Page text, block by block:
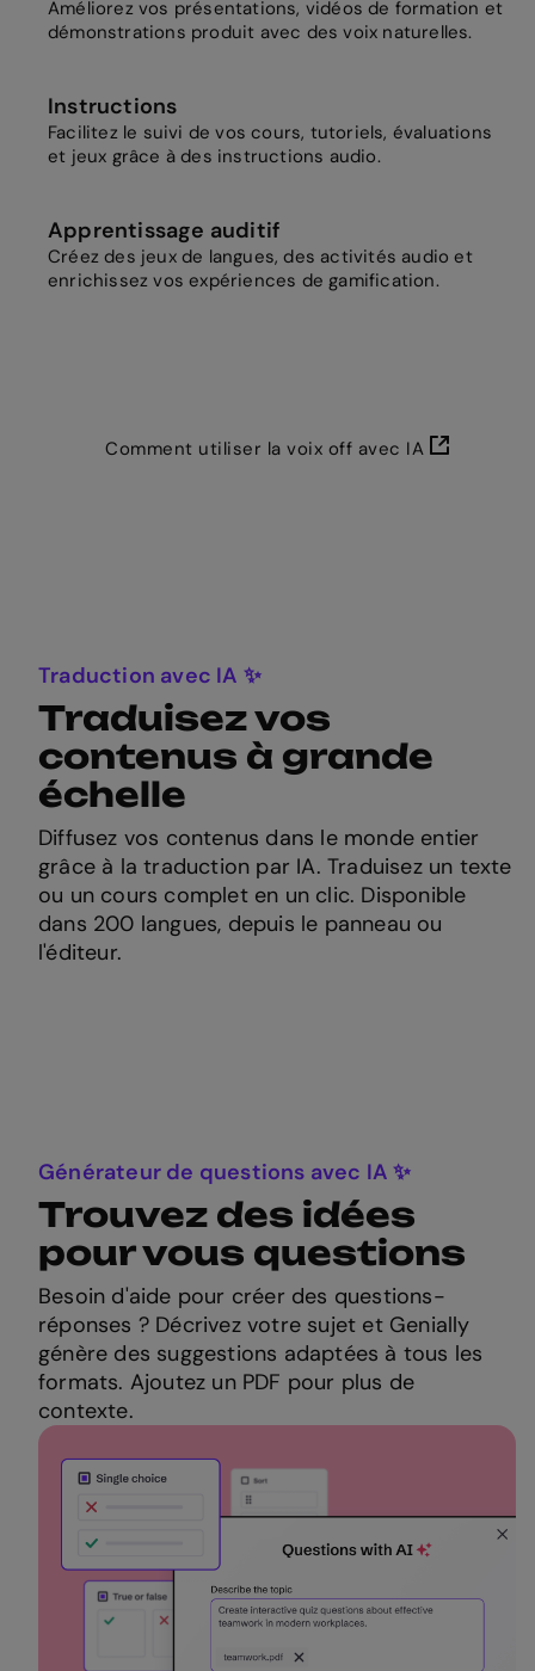
Améliorez vos présentations, vidéos de formation et
démonstrations produit avec des voix naturelles.
Instructions
Facilitez le suivi de vos cours, tutoriels, évaluations
et jeux grâce à des instructions audio.
Apprentissage auditif
Créez des jeux de langues, des activités audio et
enrichissez vos expériences de gamification.
Comment utiliser la voix off avec IA
Traduction avec IA ✨
Traduisez vos
contenus à grande
échelle
Diffusez vos contenus dans le monde entier
grâce à la traduction par IA. Traduisez un texte
ou un cours complet en un clic. Disponible
dans 200 langues, depuis le panneau ou
l'éditeur.
Générateur de questions avec IA ✨
Trouvez des idées
pour vous questions
Besoin d'aide pour créer des questions-
réponses ? Décrivez votre sujet et Genially
génère des suggestions adaptées à tous les
formats. Ajoutez un PDF pour plus de
contexte.